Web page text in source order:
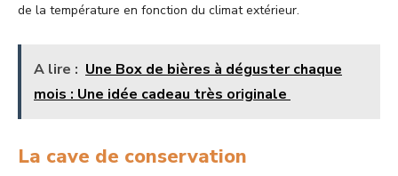
de la température en fonction du climat extérieur.
A lire : Une Box de bières à déguster chaque
mois : Une idée cadeau très originale
La cave de conservation